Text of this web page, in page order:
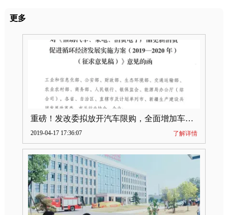
更多
重磅！发改委拟放开汽车限购，全面增加车牌指标
2019-04-17 17:36:07 了解详情